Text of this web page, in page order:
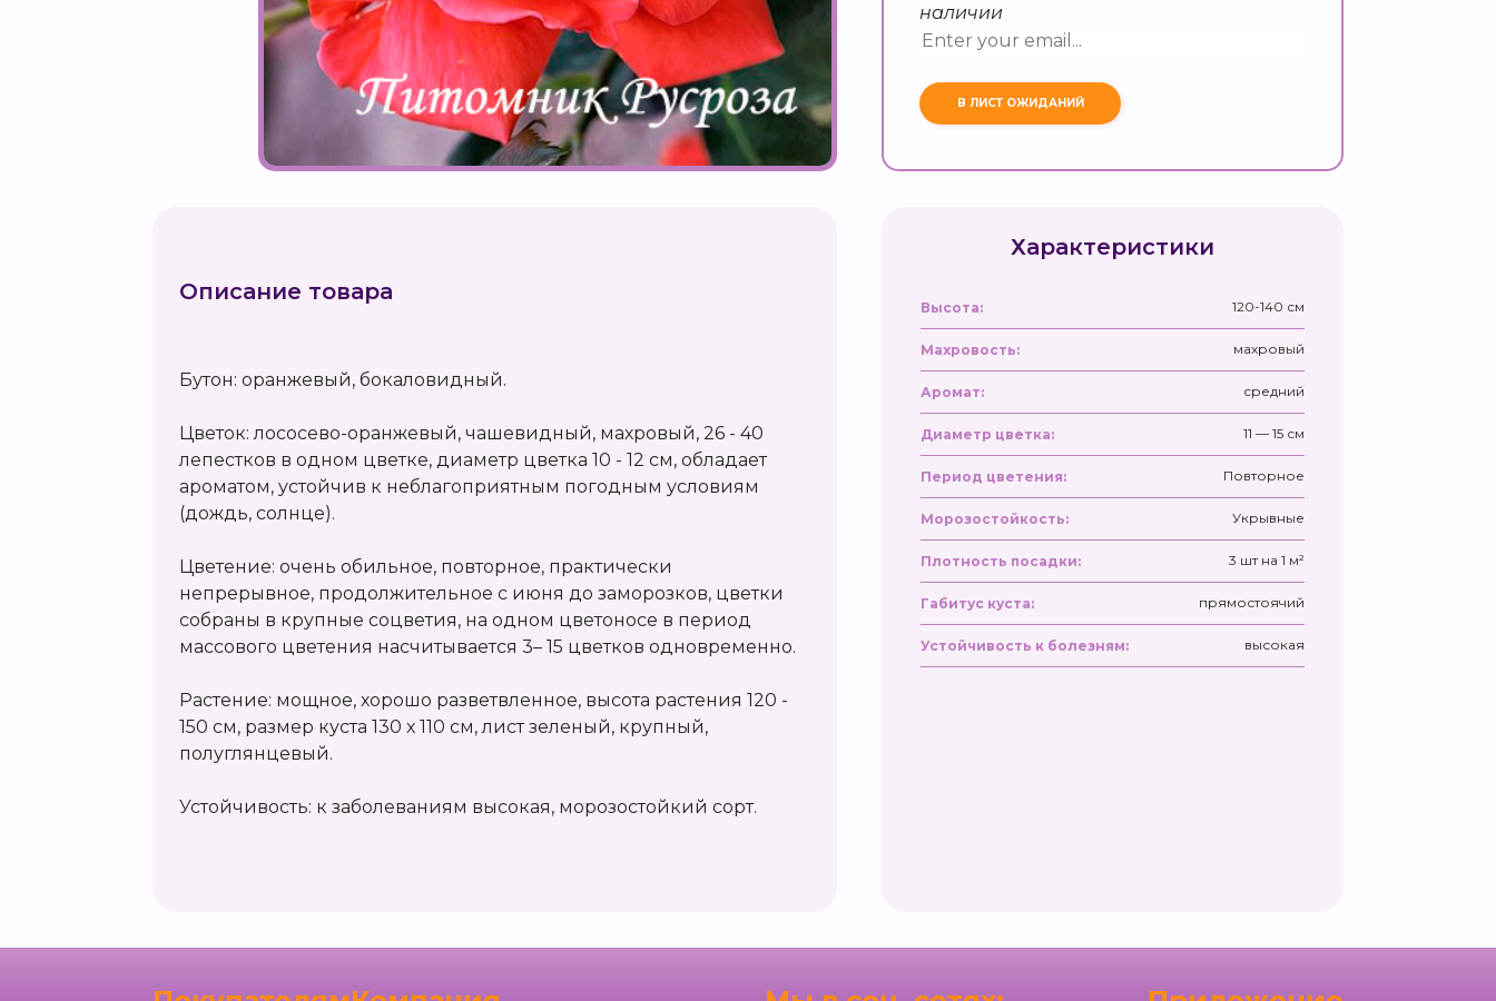
наличии
Описание товара
Бутон: оранжевый, бокаловидный.
Цветок: лососево-оранжевый, чашевидный, махровый, 26 - 40
лепестков в одном цветке, диаметр цветка 10 - 12 см, обладает
ароматом, устойчив к неблагоприятным погодным условиям
(дождь, солнце).
Цветение: очень обильное, повторное, практически
непрерывное, продолжительное с июня до заморозков, цветки
собраны в крупные соцветия, на одном цветоносе в период
массового цветения насчитывается 3– 15 цветков одновременно.
Растение: мощное, хорошо разветвленное, высота растения 120 -
150 см, размер куста 130 х 110 см, лист зеленый, крупный,
полуглянцевый.
Устойчивость: к заболеваниям высокая, морозостойкий сорт.
Характеристики
Высота: 120-140 см
Махровость: махровый
Аромат: средний
Диаметр цветка: 11 — 15 см
Период цветения: Повторное
Морозостойкость: Укрывные
Плотность посадки: 3 шт на 1 м²
Габитус куста: прямостоячий
Устойчивость к болезням: высокая